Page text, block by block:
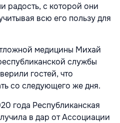
радость, с которой они
всю его пользу для
медицины Михай
службы
гостей, что
со следующего же дня.
года Республиканская
в дар от Ассоциации